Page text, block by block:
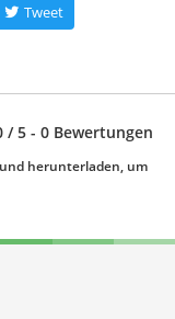
Tweet
/ 5 - 0 Bewertungen
herunterladen, um